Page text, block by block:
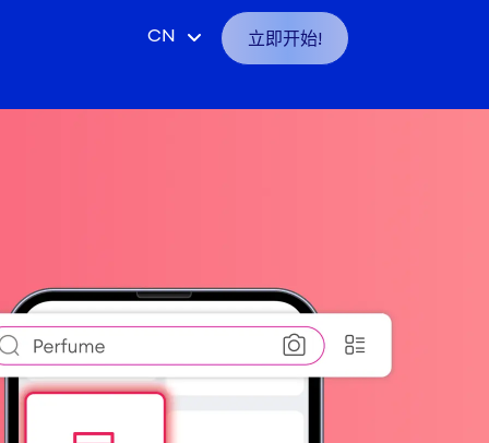
CN
VN 立即开始!